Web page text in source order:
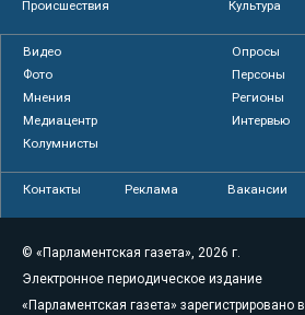
Происшествия
Культура
Видео
Опросы
Фото
Персоны
Мнения
Регионы
Медиацентр
Интервью
Колумнисты
Контакты Реклама Вакансии
© «Парламентская газета», 2026 г.
Электронное периодическое издание
«Парламентская газета» зарегистрировано в